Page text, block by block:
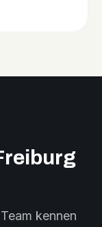
kennen